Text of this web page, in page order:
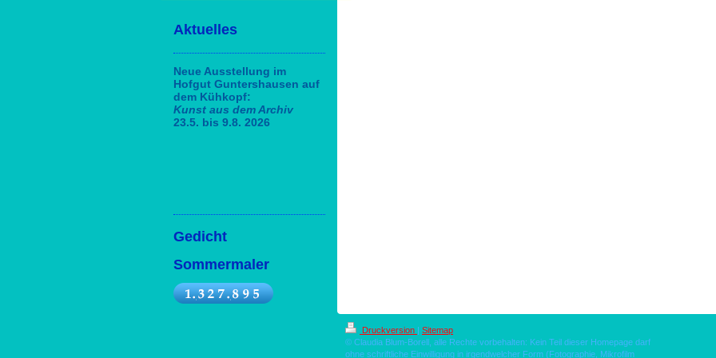
Aktuelles
Neue Ausstellung im
Hofgut Guntershausen auf
dem Kühkopf:
Kunst aus dem Archiv
23.5. bis 9.8. 2026
Gedicht
Sommermaler
Druckversion | Sitemap
© Claudia Blum-Borell, alle Rechte vorbehalten: Kein Teil dieser Homepage darf
ohne schriftliche Einwilligung in irgendwelcher Form (Fotographie, Mikrofilm